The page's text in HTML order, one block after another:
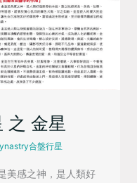
之 金星
合盤行星
美感之神，是人類好